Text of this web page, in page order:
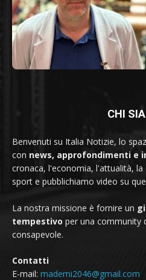
CHI
Benvenuti su Italia Notizie, lo
con news, approfondimenti e
cronaca, l'economia, l'attualità,
sport e pubblichiamo video su
La nostra missione è fornire un
tempestivo per una community
consapevole.
Contatti
E-mail: mademi2046@gmail.com